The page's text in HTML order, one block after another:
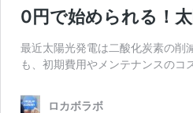
0円で始められる！
最近太陽光発電は二酸化炭素の削
も、初期費用やメンテナンスの
ロカボラボ